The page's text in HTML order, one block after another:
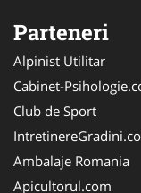
Parteneri
Alpinist Utilitar
Cabinet-
Club de Sport
Ambalaje Romania
Apicultorul.com